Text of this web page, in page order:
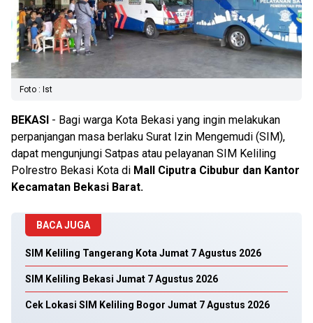
Foto : Ist
BEKASI - Bagi warga Kota Bekasi yang ingin melakukan
perpanjangan masa berlaku Surat Izin Mengemudi (SIM),
dapat mengunjungi Satpas atau pelayanan SIM Keliling
Polrestro Bekasi Kota di Mall Ciputra Cibubur dan Kantor
Kecamatan Bekasi Barat.
BACA JUGA
SIM Keliling Tangerang Kota Jumat 7 Agustus 2026
SIM Keliling Bekasi Jumat 7 Agustus 2026
Cek Lokasi SIM Keliling Bogor Jumat 7 Agustus 2026